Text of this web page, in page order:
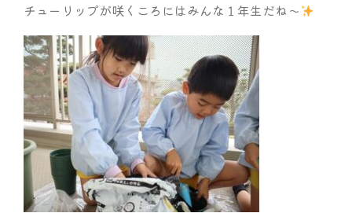
チューリップが咲くころにはみんな１年生だね～